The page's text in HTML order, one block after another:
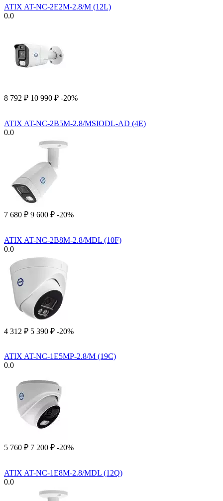
ATIX AT-NC-2E2M-2.8/M (12L)
0.0
8 792 ₽ 10 990 ₽ -20%
ATIX AT-NC-2B5M-2.8/MSIODL-AD (4E)
0.0
7 680 ₽ 9 600 ₽ -20%
ATIX AT-NC-2B8M-2.8/MDL (10F)
0.0
4 312 ₽ 5 390 ₽ -20%
ATIX AT-NC-1E5MP-2.8/M (19C)
0.0
5 760 ₽ 7 200 ₽ -20%
ATIX AT-NC-1E8M-2.8/MDL (12Q)
0.0